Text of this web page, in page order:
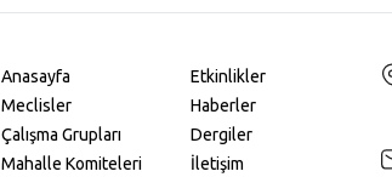
Anasayfa
Meclisler
Çalışma Grupları
Mahalle Komiteleri
Etkinlikler
Haberler
Dergiler
İletişim